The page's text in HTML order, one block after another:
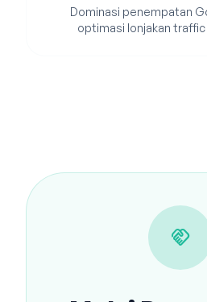
Dominasi penempatan
optimasi lonjakan traffic
handshake